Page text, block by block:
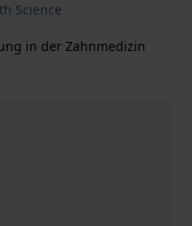
Science
in der Zahnmedizin